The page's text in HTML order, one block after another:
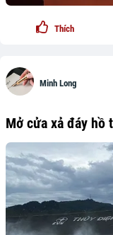
Thích
Minh Long
Mở cửa xả đáy hồ